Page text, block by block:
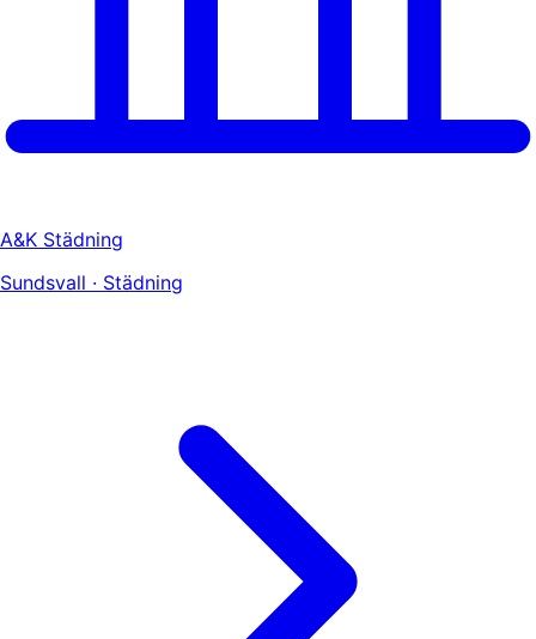
A&K Städning
Sundsvall · Städning